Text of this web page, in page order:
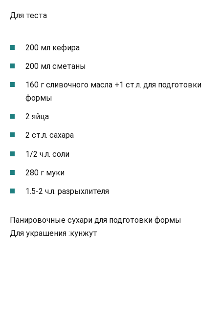
Для теста
200 мл кефира
200 мл сметаны
160 г сливочного масла +1 ст.л. для подготовки
формы
2 яйца
2 ст.л. сахара
1/2 ч.л. соли
280 г муки
1.5-2 ч.л. разрыхлителя
Панировочные сухари для подготовки формы
Для украшения :кунжут